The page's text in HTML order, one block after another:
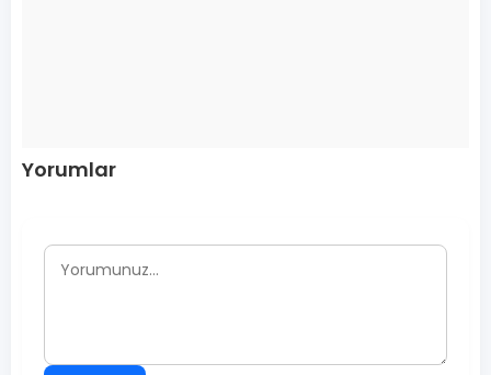
Yorumlar